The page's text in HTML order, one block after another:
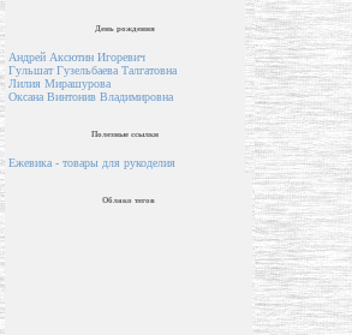
День рождения
Андрей Аксютин Игоревич
Гульшат Гузельбаева Талгатовна
Лилия Мирашурова
Оксана Винтонив Владимировна
Полезные ссылки
Ежевика - товары для рукоделия
Облако тегов